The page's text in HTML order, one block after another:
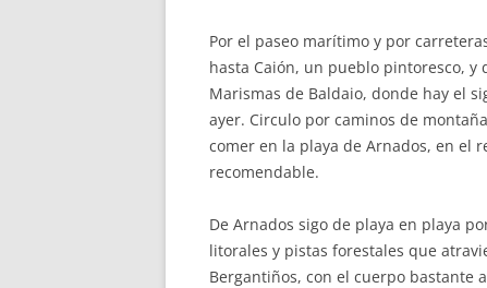
Por el paseo marítimo y por
hasta Caión, un pueblo pintoresco,
Marismas de Baldaio, donde hay el
ayer. Circulo por caminos de
comer en la playa de Arnados, en el
recomendable.
De Arnados sigo de playa en playa
litorales y pistas forestales que
Bergantiños, con el cuerpo bastante